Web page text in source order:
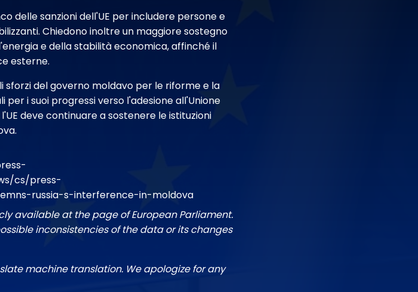
delle sanzioni dell'UE per includere persone e
Chiedono inoltre un maggiore sostegno
e della stabilità economica, affinché il
esterne.
del governo moldavo per le riforme e la
i suoi progressi verso l'adesione all'Unione
deve continuare a sostenere le istituzioni
cs/press-
russia-s-interference-in-moldova
available at the page of European Parliament.
inconsistencies of the data or its changes
machine translation. We apologize for any